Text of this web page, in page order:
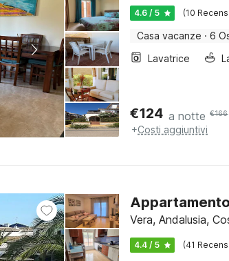
4.6 / 5 (10
Casa vacanze · 6
Lavatrice
€124 a notte €166
+Costi aggiuntivi
Vera, Andalusia,
4.4 / 5 (41